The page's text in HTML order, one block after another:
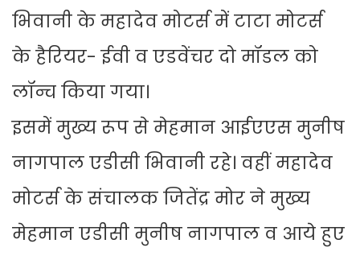
भिवानी के महादेव मोटर्स में टाटा मोटर्स
के हैरियर- ईवी व एडवेंचर दो मॉडल को
लॉन्च किया गया।
इसमें मुख्य रूप से मेहमान आईएएस मुनीष
नागपाल एडीसी भिवानी रहे। वहीं महादेव
मोटर्स के संचालक जितेंद्र मोर ने मुख्य
मेहमान एडीसी मुनीष नागपाल व आये हुए